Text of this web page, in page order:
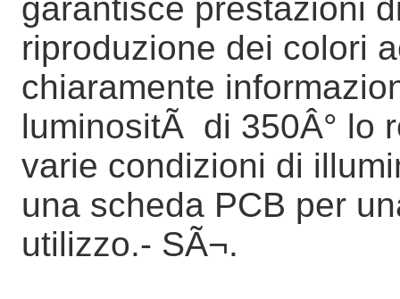
garantisce prestazioni
riproduzione dei colori
chiaramente
luminositÃ di 350Â° lo
varie condizioni di
una scheda PCB per
utilizzo.- SÃ¬.